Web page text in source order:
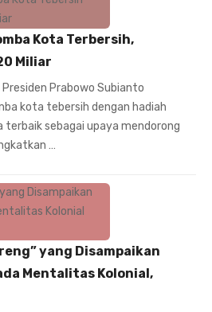
Kota Terbersih,
Miliar
Presiden Prabowo Subianto
kota tebersih dengan hadiah
terbaik sebagai upaya mendorong
…
yang Disampaikan
Mentalitas Kolonial,